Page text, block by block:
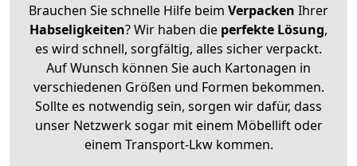
Brauchen Sie schnelle Hilfe beim Verpacken Ihrer
Habseligkeiten? Wir haben die perfekte Lösung,
es wird schnell, sorgfältig, alles sicher verpackt.
Auf Wunsch können Sie auch Kartonagen in
verschiedenen Größen und Formen bekommen.
Sollte es notwendig sein, sorgen wir dafür, dass
unser Netzwerk sogar mit einem Möbellift oder
einem Transport-Lkw kommen.